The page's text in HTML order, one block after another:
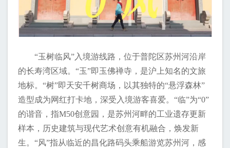
“玉树临风”入境游线路，位于普陀区苏州河沿岸
的长寿湾区域。“玉”即玉佛禅寺，是沪上知名的文旅
地标。“树”即天安千树商场，以其独特的“悬浮森林”
造型成为网红打卡地，深受入境游客喜爱。“临”为“0”
的谐音，指M50创意园，是苏州河畔的工业遗存更新
样本，历史建筑与现代艺术创意有机融合，焕发新
生。“风”指从临近的昌化路码头乘船游览苏州河，感